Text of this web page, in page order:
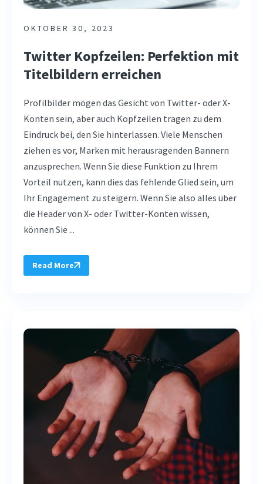
OKTOBER 30, 2023
Twitter Kopfzeilen: Perfektion mit
Titelbildern erreichen
Profilbilder mögen das Gesicht von Twitter- oder X-
Konten sein, aber auch Kopfzeilen tragen zu dem
Eindruck bei, den Sie hinterlassen. Viele Menschen
ziehen es vor, Marken mit herausragenden Bannern
anzusprechen. Wenn Sie diese Funktion zu Ihrem
Vorteil nutzen, kann dies das fehlende Glied sein, um
Ihr Engagement zu steigern. Wenn Sie also alles über
die Header von X- oder Twitter-Konten wissen,
können Sie ...
Read More